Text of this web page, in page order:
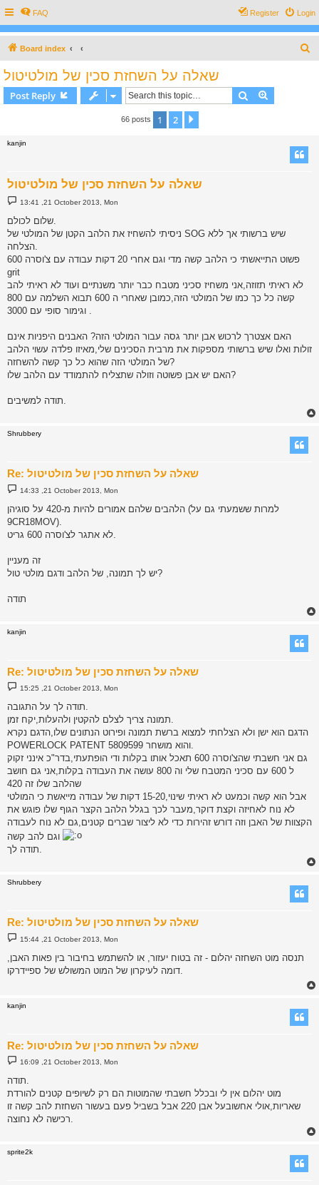
FAQ Login
Register
Board index
שאלה על השחזת סכין של מולטיטול
Post Reply Search
66 posts 1 2
kanjin
שאלה על השחזת סכין של מולטיטול
P
o
t
13:41 ,21 October 2013, Mon
שלום לכולם.
ניסיתי להשחיז את הלהב הקטן של המולטי של SOG שיש ברשותי אך ללא
הצלחה.
פשוט התייאשתי כי הלהב קשה מדי וגם אחרי 20 דקות עבודה עם צ'וסרה 600
grit
לא ראיתי תזוזה,אני משחיז סכיני מטבח כבר יותר משנתיים ועוד לא ראיתי להב
קשה כל כך כמו של המולטי הזה,כמובן שאחרי ה 600 תבוא השלמה עם 800
וגימור סופי עם 3000 .
האם אצטרך לרכוש אבן יותר גסה עבור המולטי הזה? האבנים היפניות אינם
זולות ואלו שיש ברשותי מספקות את מרבית הסכינים שלי,מאיזו פלדה עשוי הלהב
של המולטי הזה שהוא כל כך קשה להשחזה?
האם יש אבן פשוטה וזולה שתצליח להתמודד עם הלהב שלו?
תודה למשיבים.
Shrubbery
Re: שאלה על השחזת סכין של מולטיטול
P
o
t
14:33 ,21 October 2013, Mon
הלהבים שלהם אמורים להיות מ-420 על סוגיהן (למרות ששמעתי גם על
9CR18MOV).
זה מעניין
יש לך תמונה, של הלהב ודגם מולטי טול?
תודה
kanjin
Re: שאלה על השחזת סכין של מולטיטול
P
o
t
15:25 ,21 October 2013, Mon
תודה לך על התגובה.
תמונה צריך לצלם להקטין ולהעלות,יקח זמן.
הדגם הוא ישן ולא הצלחתי למצוא ברשת תמונה ופירוט הנתונים שלו,הדגם נקרא
POWERLOCK PATENT 5809599 והוא מושחר.
גם אני חשבתי שהצ'וסרה 600 תאכל אותו בקלות ודי הופתעתי,בדר"כ אינני זקוק
ל 600 עם סכיני המטבח שלי וה 800 עושה את העבודה בקלות,אני גם חושב
שהלהב שלו זה 420
אבל הוא קשה וכמעט לא ראיתי שינוי,15-20 דקות של עבודה מייאשת כי המולטי
לא נוח לאחיזה וקצת דוקר,מעבר לכך בגלל הלהב הקצר הגוף שלו פוגש את
הקצוות של האבן וזה דורש זהירות כדי לא ליצור שברים קטנים,גם לא נוח לעבודה
תודה לך.
Shrubbery
Re: שאלה על השחזת סכין של מולטיטול
P
o
t
15:44 ,21 October 2013, Mon
תנסה מוט השחזה יהלום - זה בטוח יעזור, או להשתמש בחיבור בין פאות האבן,
kanjin
Re: שאלה על השחזת סכין של מולטיטול
P
o
t
16:09 ,21 October 2013, Mon
תודה.
מוט יהלום אין לי ובכלל חשבתי שהמוטות הם רק לשיופים קטנים להורדת
שאריות,אולי אחשובעל אבן 220 אבל בשביל פעם בעשור השחזת להב קשה זו
רכישה לא נחוצה.
sprite2k